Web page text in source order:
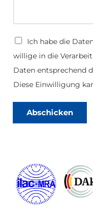
c
a
d
e
n
T
f
D
t
e
n
s
h
t
Ich habe die
willige in die
Daten entsprechend
Diese Einwilligung
Abschicken